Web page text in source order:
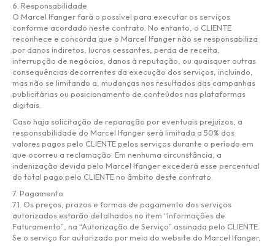
6. Responsabilidade
O Marcel Ifanger fará o possível para executar os serviços
conforme acordado neste contrato. No entanto, o CLIENTE
reconhece e concorda que o Marcel Ifanger não se responsabiliza
por danos indiretos, lucros cessantes, perda de receita,
interrupção de negócios, danos à reputação, ou quaisquer outras
consequências decorrentes da execução dos serviços, incluindo,
mas não se limitando a, mudanças nos resultados das campanhas
publicitárias ou posicionamento de conteúdos nas plataformas
digitais.
Caso haja solicitação de reparação por eventuais prejuízos, a
responsabilidade do Marcel Ifanger será limitada a 50% dos
valores pagos pelo CLIENTE pelos serviços durante o período em
que ocorreu a reclamação. Em nenhuma circunstância, a
indenização devida pelo Marcel Ifanger excederá esse percentual
do total pago pelo CLIENTE no âmbito deste contrato.
7. Pagamento
7.1. Os preços, prazos e formas de pagamento dos serviços
autorizados estarão detalhados no item “Informações de
Faturamento”, na “Autorização de Serviço” assinada pelo CLIENTE.
Se o serviço for autorizado por meio do website do Marcel Ifanger,